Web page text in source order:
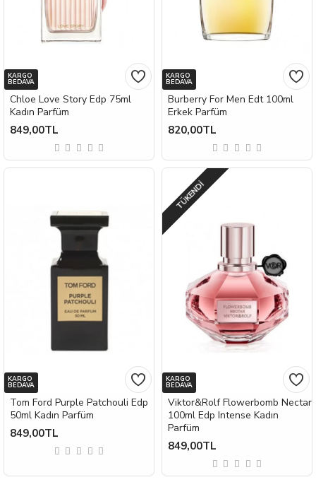
KARGO
BEDAVA
Chloe Love Story Edp 75ml
Kadın Parfüm
849,00TL
KARGO
BEDAVA
Burberry For Men Edt 100ml
Erkek Parfüm
820,00TL
KARGO
BEDAVA
Tom Ford Purple Patchouli Edp
50ml Kadın Parfüm
849,00TL
KARGO
BEDAVA
TÜKENDI
Viktor&Rolf Flowerbomb Nectar
100ml Edp Intense Kadın
Parfüm
849,00TL